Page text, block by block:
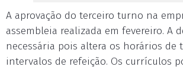
A aprovação do terceiro turno na
assembleia realizada em fevereiro. A
necessária pois altera os horários de
intervalos de refeição. Os currículos